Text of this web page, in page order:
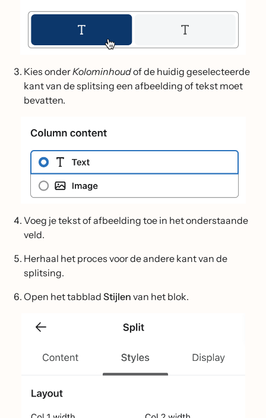
Kies onderKolominhoudof de huidig geselecteerde
kant van de splitsing een afbeelding of tekst moet
bevatten.
Voeg je tekst of afbeelding toe in het onderstaande
veld.
Herhaal het proces voor de andere kant van de
splitsing.
Open het tabblad Stijlen van het blok.